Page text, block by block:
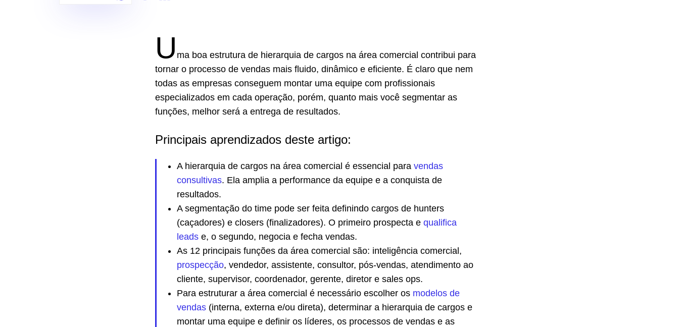
U ma boa estrutura de hierarquia de cargos na área comercial contribui para
tornar o processo de vendas mais fluido, dinâmico e eficiente. É claro que nem
todas as empresas conseguem montar uma equipe com profissionais
especializados em cada operação, porém, quanto mais você segmentar as
funções, melhor será a entrega de resultados.
Principais aprendizados deste artigo:
A hierarquia de cargos na área comercial é essencial para vendas
consultivas. Ela amplia a performance da equipe e a conquista de
resultados.
A segmentação do time pode ser feita definindo cargos de hunters
(caçadores) e closers (finalizadores). O primeiro prospecta e qualifica
leads e, o segundo, negocia e fecha vendas.
As 12 principais funções da área comercial são: inteligência comercial,
prospecção, vendedor, assistente, consultor, pós-vendas, atendimento ao
cliente, supervisor, coordenador, gerente, diretor e sales ops.
Para estruturar a área comercial é necessário escolher os modelos de
vendas (interna, externa e/ou direta), determinar a hierarquia de cargos e
montar uma equipe e definir os líderes, os processos de vendas e as